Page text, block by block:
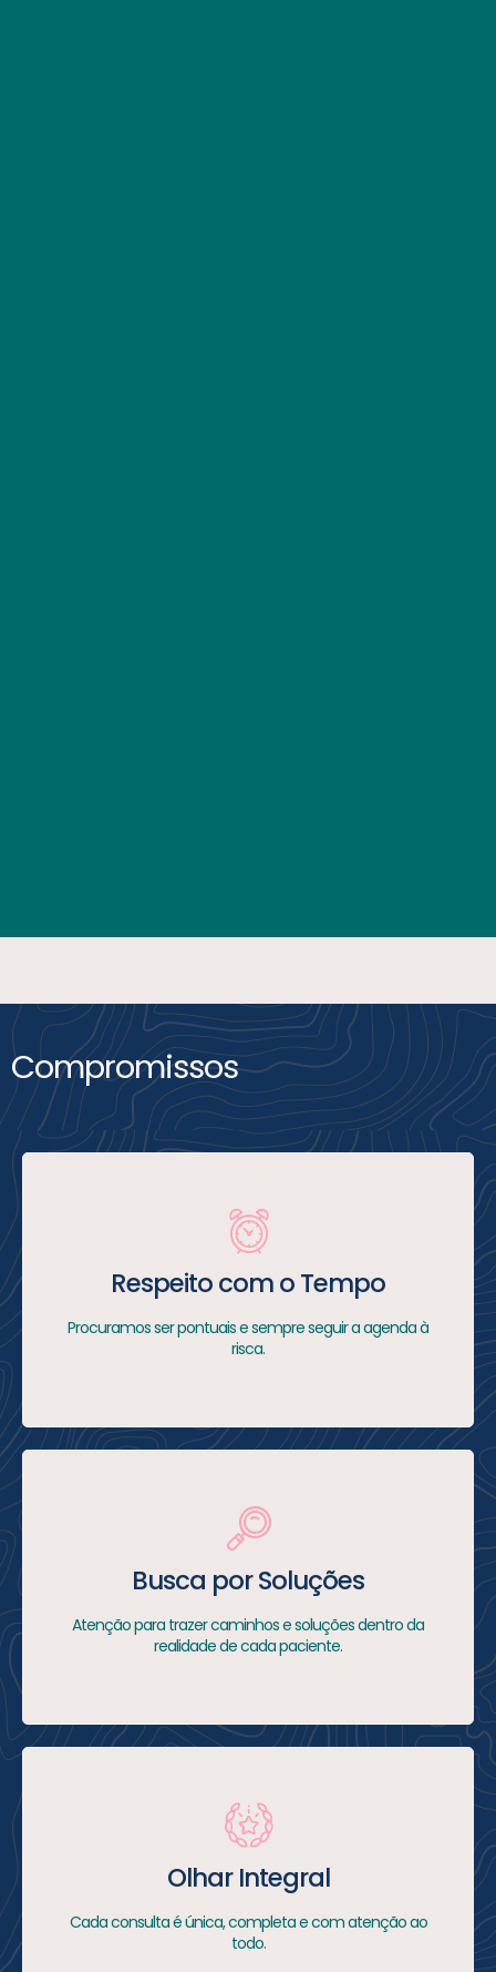
Compromissos
Respeito com o Tempo
Procuramos ser pontuais e sempre seguir a agenda à
risca.
Busca por Soluções
Atenção para trazer caminhos e soluções dentro da
realidade de cada paciente.
Olhar Integral
Cada consulta é única, completa e com atenção ao
todo.